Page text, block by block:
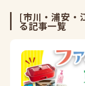
[市川・浦安・
る記事一覧